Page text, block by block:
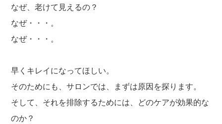
なぜ、老けて見えるの？
なぜ・・・。
なぜ・・・。
早くキレイになってほしい。
そのためにも、サロンでは、まずは原因を探ります。
そして、それを排除するためには、どのケアが効果的な
のか？